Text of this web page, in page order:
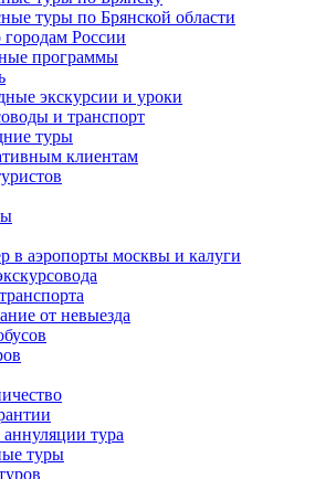
туры по Брянской области
России
программы
экскурсии и уроки
и транспорт
туры
клиентам
в аэропорты москвы и калуги
от невыезда
тура
туры